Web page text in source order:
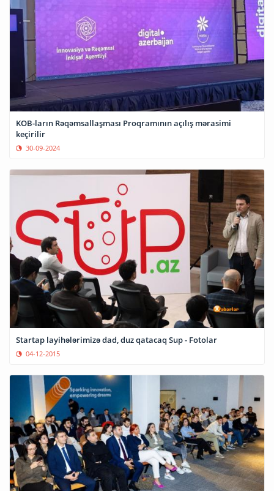
KOB-ların Rəqəmsallaşması Proqramının açılış mərasimi
keçirilir
30-09-2024
Startap layihələrimizə dad, duz qatacaq Sup - Fotolar
04-12-2015